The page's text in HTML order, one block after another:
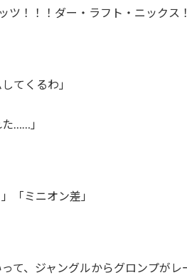
ツ！！！ダー・ラフト・ニックス
てくるわ」
……」
「ミニオン差」
て、ジャングルからグロンプが